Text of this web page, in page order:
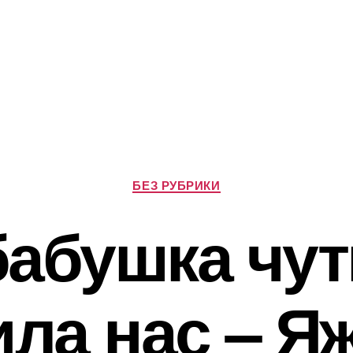
Р
у
и
к
и
БЕЗ РУБРИКИ
нас –